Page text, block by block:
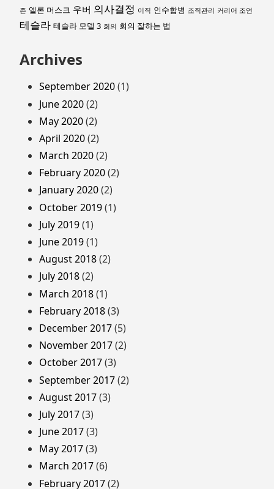
존 엘론 머스크 우버 의사결정 이직 인수합병 조직관리 커리어 조언
테슬라 테슬라 모델 3 회의 회의 잘하는 법
Archives
September 2020(1)
June 2020(2)
May 2020(2)
April 2020(2)
March 2020(2)
February 2020(2)
January 2020(2)
October 2019(1)
July 2019(1)
June 2019(1)
August 2018(2)
July 2018(2)
March 2018(1)
February 2018(3)
December 2017(5)
November 2017(2)
October 2017(3)
September 2017(2)
August 2017(3)
July 2017(3)
June 2017(3)
May 2017(3)
March 2017(6)
February 2017(2)